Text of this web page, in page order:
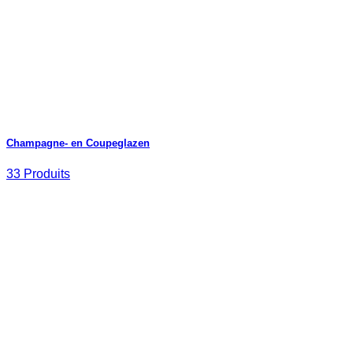
Champagne- en Coupeglazen
33 Produits